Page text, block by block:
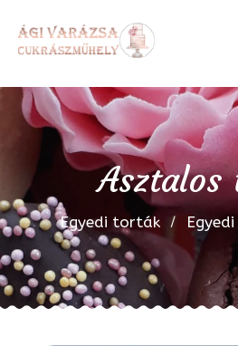
Egyedi torták